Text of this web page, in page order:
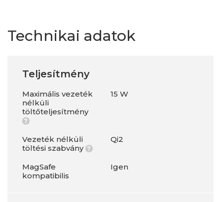
Technikai adatok
Teljesítmény
Maximális vezeték
nélküli
töltőteljesítmény
?
15 W
Vezeték nélküli
töltési szabvány ?
Qi2
MagSafe
kompatibilis
Igen